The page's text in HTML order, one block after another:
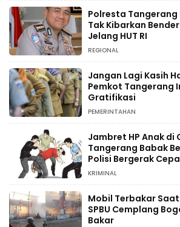
Polresta
Tak Kibarkan
Jelang HUT RI
REGIONAL
Jangan Lagi Kasih
Pemkot Tangerang
Gratifikasi
PEMERINTAHAN
Jambret HP Anak di
Tangerang Babak
Polisi Bergerak
KRIMINAL
Mobil Terbakar
SPBU Cemplang
Bakar